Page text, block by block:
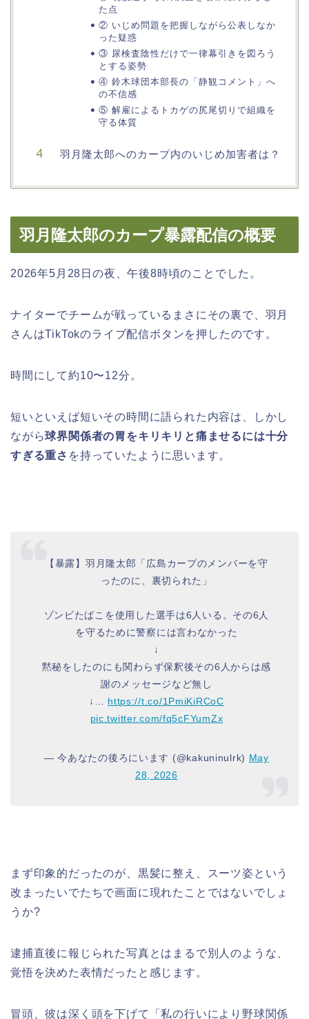
た点
② いじめ問題を把握しながら公表しなか
った疑惑
③ 尿検査陰性だけで一律幕引きを図ろう
とする姿勢
④ 鈴木球団本部長の「静観コメント」へ
の不信感
⑤ 解雇によるトカゲの尻尾切りで組織を
守る体質
羽月隆太郎へのカープ内のいじめ加害者は？
羽月隆太郎のカープ暴露配信の概要
2026年5月28日の夜、午後8時頃のことでした。
ナイターでチームが戦っているまさにその裏で、羽月
さんはTikTokのライブ配信ボタンを押したのです。
時間にして約10〜12分。
短いといえば短いその時間に語られた内容は、しかし
ながら球界関係者の胃をキリキリと痛ませるには十分
すぎる重さ を持っていたように思います。
【暴露】羽月隆太郎「広島カープのメンバーを守
ったのに、裏切られた」
ゾンビたばこを使用した選手は6人いる。その6人
を守るために警察には言わなかった
↓
黙秘をしたのにも関わらず保釈後その6人からは感
謝のメッセージなど無し
↓… https://t.co/1PmiKiRCoC
pic.twitter.com/fq5cFYumZx
— 今あなたの後ろにいます (@kakuninulrk) May
28, 2026
まず印象的だったのが、黒髪に整え、スーツ姿という
改まったいでたちで画面に現れたことではないでしょ
うか?
逮捕直後に報じられた写真とはまるで別人のような、
覚悟を決めた表情だったと感じます。
冒頭、彼は深く頭を下げて「私の行いにより野球関係